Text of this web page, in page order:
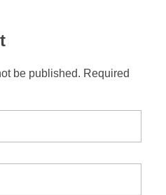
be published. Required